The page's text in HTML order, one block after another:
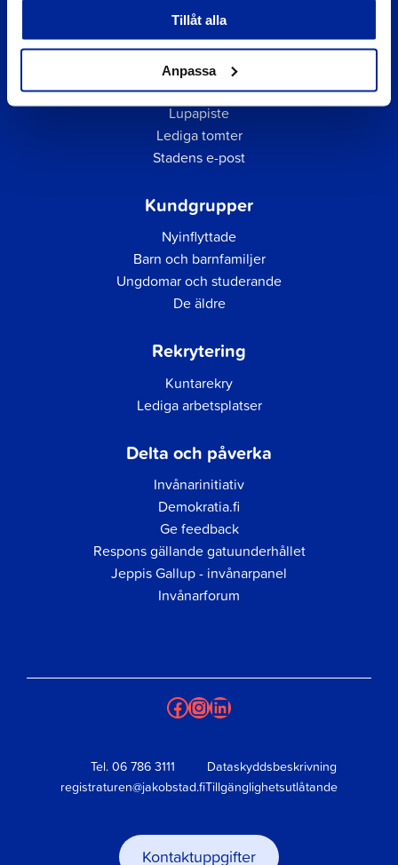
Tillåt alla
Anpassa
Snabblänkar
Företagsregister
Daghemmens och skolornas matsedel
Faktureringsadress för inköpsfakturor
Lupapiste
Lediga tomter
Stadens e-post
Kundgrupper
Nyinflyttade
Barn och barnfamiljer
Ungdomar och studerande
De äldre
Rekrytering
Kuntarekry
Lediga arbetsplatser
Delta och påverka
Invånarinitiativ
Demokratia.fi
Ge feedback
Respons gällande gatuunderhållet
Jeppis Gallup - invånarpanel
Invånarforum
Facebook
Instagram
LinkedIn
Tel. 06 786 3111
registraturen@jakobstad.fi
Dataskyddsbeskrivning
Tillgänglighetsutlåtande
Kontaktuppgifter